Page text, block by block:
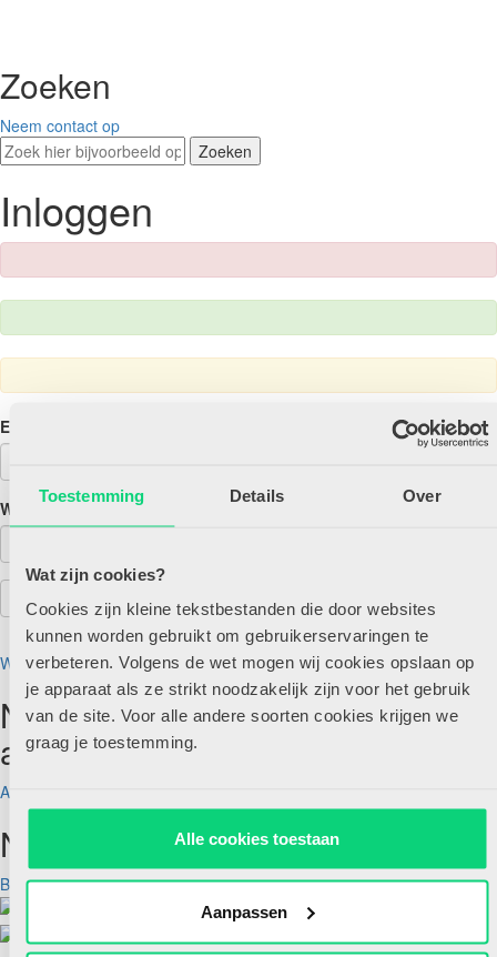
Toestemming Details Over
Wat zijn cookies?
Cookies zijn kleine tekstbestanden die door websites
kunnen worden gebruikt om gebruikerservaringen te
verbeteren. Volgens de wet mogen wij cookies opslaan op
je apparaat als ze strikt noodzakelijk zijn voor het gebruik
van de site. Voor alle andere soorten cookies krijgen we
graag je toestemming.
Alle cookies toestaan
Aanpassen
Zoeken
Neem contact op
Zoeken
Inloggen
E-mailadres
Wachtwoord
Wachtwoord vergeten?
Nog geen account maar wel
abonnee?
Account aanmaken
Nog geen abonnee?
Bekijk aanbod